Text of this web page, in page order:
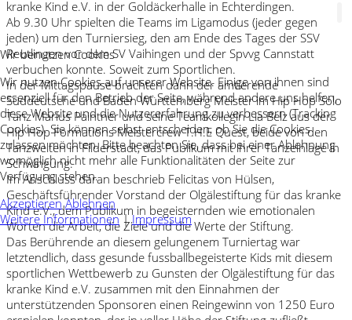
kranke Kind e.V. in der Goldäckerhalle in Echterdingen.
Ab 9.30 Uhr spielten die Teams im Ligamodus (jeder gegen
jeden) um den Turniersieg, den am Ende des Tages der SSV
Reutlingen vor dem SV Vaihingen und der Spvvg Cannstatt
verbuchen konnte. Soweit zum Sportlichen.
In der Mittagspause brachten dann der amtierende
Süddeutsche und Baden Württemberg Meister im Hip Hop Solo
Tanz Marius Paintner und seine Teamkollegin Lia Belz aus der
Hip Hop Formations Meistercrew T.H.E Quest, beide von den
Tanzwelten in Filderstadt, das Publikum mit ihrer Tanzeinlage in
Schwingung.
Im Anschluss daran beschrieb Felicitas von Hülsen,
Geschäftsführender Vorstand der Olgälestiftung für das kranke
Kind e.V., dem Publikum in begeisternden wie emotionalen
Worten die Arbeit, die Ziele und die Werte der Stiftung.
Das Berührende an diesem gelungenem Turniertag war
letztendlich, dass gesunde fussballbegeisterte Kids mit diesem
sportlichen Wettbewerb zu Gunsten der Olgälestiftung für das
kranke Kind e.V. zusammen mit den Einnahmen der
unterstützenden Sponsoren einen Reingewinn von 1250 Euro
Wir benutzen Cookies
Wir nutzen Cookies auf unserer Website. Einige von ihnen sind
essenziell für den Betrieb der Seite, während andere uns helfen,
diese Website und die Nutzererfahrung zu verbessern (Tracking
Cookies). Sie können selbst entscheiden, ob Sie die Cookies
zulassen möchten. Bitte beachten Sie, dass bei einer Ablehnung
womöglich nicht mehr alle Funktionalitäten der Seite zur
Verfügung stehen.
Akzeptieren Ablehnen
Weitere Informationen|Impressum